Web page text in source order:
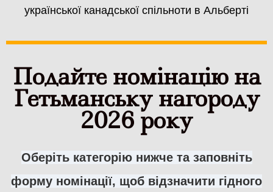
української канадської спільноти в Альберті
Подайте номінацію на
Гетьманську нагороду
2026 року
Оберіть категорію нижче та заповніть
форму номінації, щоб відзначити гідного